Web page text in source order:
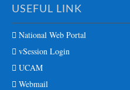
USEFUL LINK
National Web Portal
vSession Login
UCAM
Webmail